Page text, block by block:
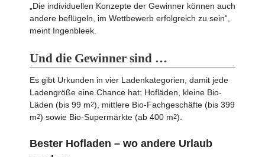
„Die individuellen Konzepte der Gewinner können auch
andere beflügeln, im Wettbewerb erfolgreich zu sein“,
meint Ingenbleek.
Und die Gewinner sind …
Es gibt Urkunden in vier Ladenkategorien, damit jede
Ladengröße eine Chance hat: Hofläden, kleine Bio-
Läden (bis 99 m2), mittlere Bio-Fachgeschäfte (bis 399
m2) sowie Bio-Supermärkte (ab 400 m2).
Bester Hofladen – wo andere Urlaub